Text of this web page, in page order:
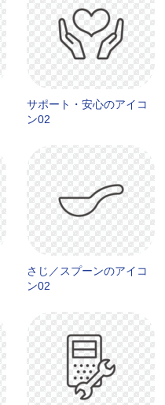
サポート・安心のアイコ
ン02
さじ／スプーンのアイコ
ン02